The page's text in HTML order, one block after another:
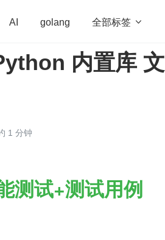
AI golang 全部标签 
学习方法 Web3.0 高效工作
内置库 文
1 分钟
测试+测试用例